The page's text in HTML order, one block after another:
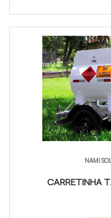
NAMI
CARRETINHA